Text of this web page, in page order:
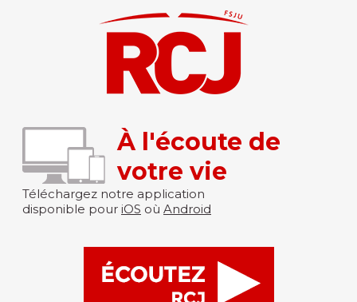
À l'écoute de
votre vie
Téléchargez notre application
disponible pour iOS où Android